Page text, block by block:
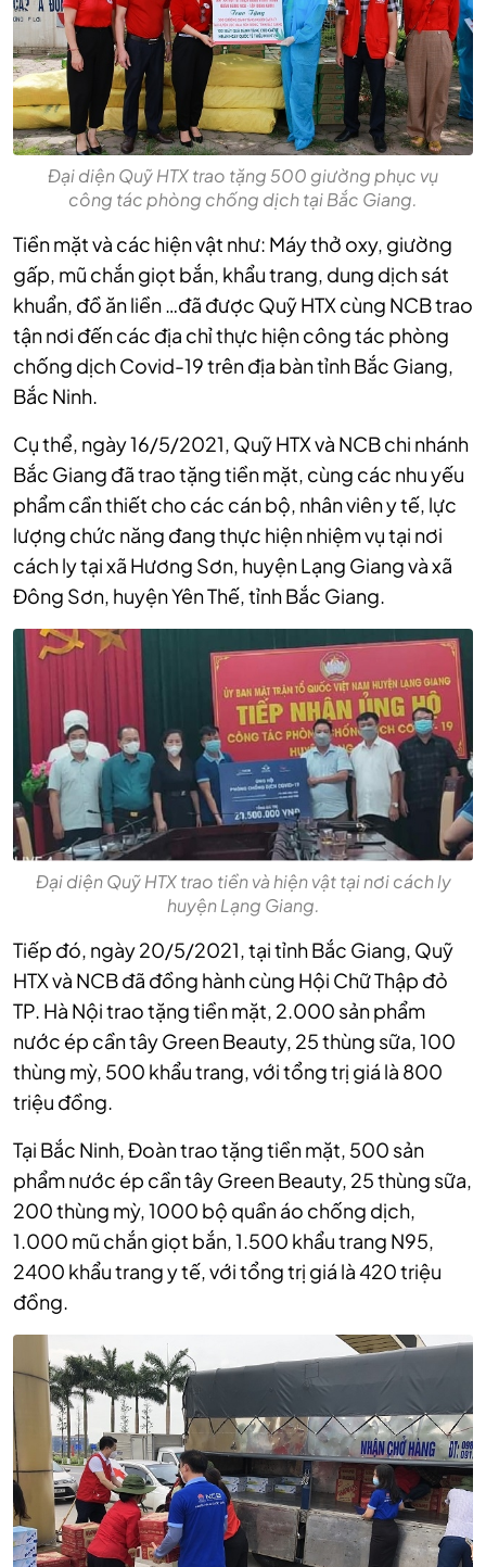
Đại diện Quỹ HTX trao tặng 500 giường phục vụ
công tác phòng chống dịch tại Bắc Giang.
Tiền mặt và các hiện vật như: Máy thở oxy, giường
gấp, mũ chắn giọt bắn, khẩu trang, dung dịch sát
khuẩn, đồ ăn liền …đã được Quỹ HTX cùng NCB trao
tận nơi đến các địa chỉ thực hiện công tác phòng
chống dịch Covid-19 trên địa bàn tỉnh Bắc Giang,
Bắc Ninh.
Cụ thể, ngày 16/5/2021, Quỹ HTX và NCB chi nhánh
Bắc Giang đã trao tặng tiền mặt, cùng các nhu yếu
phẩm cần thiết cho các cán bộ, nhân viên y tế, lực
lượng chức năng đang thực hiện nhiệm vụ tại nơi
cách ly tại xã Hương Sơn, huyện Lạng Giang và xã
Đông Sơn, huyện Yên Thế, tỉnh Bắc Giang.
Đại diện Quỹ HTX trao tiền và hiện vật tại nơi cách ly
huyện Lạng Giang.
Tiếp đó, ngày 20/5/2021, tại tỉnh Bắc Giang, Quỹ
HTX và NCB đã đồng hành cùng Hội Chữ Thập đỏ
TP. Hà Nội trao tặng tiền mặt, 2.000 sản phẩm
nước ép cần tây Green Beauty, 25 thùng sữa, 100
thùng mỳ, 500 khẩu trang, với tổng trị giá là 800
triệu đồng.
Tại Bắc Ninh, Đoàn trao tặng tiền mặt, 500 sản
phẩm nước ép cần tây Green Beauty, 25 thùng sữa,
200 thùng mỳ, 1000 bộ quần áo chống dịch,
1.000 mũ chắn giọt bắn, 1.500 khẩu trang N95,
2400 khẩu trang y tế, với tổng trị giá là 420 triệu
đồng.